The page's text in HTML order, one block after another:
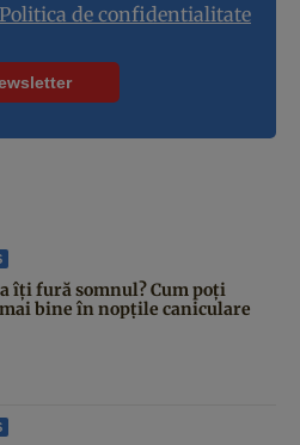
Politica de confidentialitate
îți fură somnul? Cum poți
bine în nopțile caniculare